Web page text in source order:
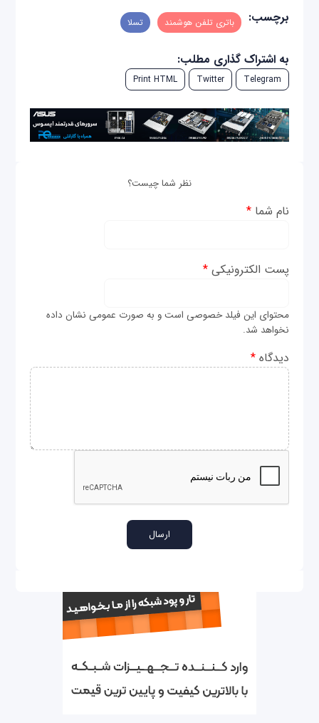
برچسب: باتری تلفن هوشمند تسلا
به اشتراک گذاری مطلب:
Telegram
Twitter
Print HTML
نظر شما چیست؟
نام شما*
پست الکترونیکی*
محتوای این فیلد خصوصی است و به صورت عمومی نشان داده
نخواهد شد.
دیدگاه*